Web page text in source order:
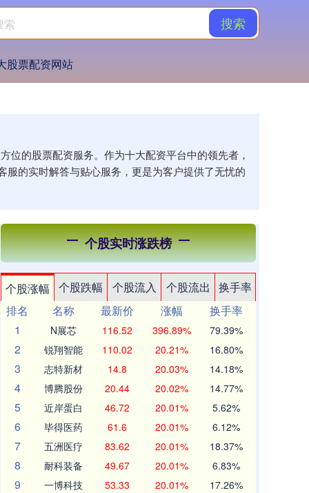
搜索
股票配资网站
位的股票配资服务。作为十大配资平台中的领先者，
的实时解答与贴心服务，更是为客户提供了无忧的
个股实时涨跌榜
个股涨幅 个股跌幅 个股流入 个股流出
换手率
排名
名称 最新价 涨幅
换手率
1
N展芯 116.52 396.89% 79.39%
2 锐翔智能 110.02 20.21% 16.80%
3 志特新材 14.8 20.03% 14.18%
4 博腾股份 20.44 20.02% 14.77%
5 近岸蛋白 46.72 20.01% 5.62%
6 毕得医药 61.6 20.01% 6.12%
7 五洲医疗 83.62 20.01% 18.37%
8 耐科装备 49.67 20.01% 6.83%
9 一博科技 53.33 20.01% 17.26%